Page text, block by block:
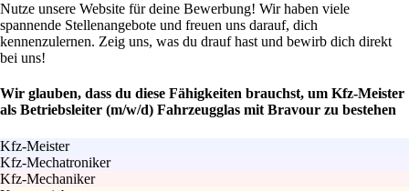
Nutze unsere Website für deine Bewerbung! Wir haben viele
spannende Stellenangebote und freuen uns darauf, dich
kennenzulernen. Zeig uns, was du drauf hast und bewirb dich direkt
bei uns!
Wir glauben, dass du diese Fähigkeiten brauchst, um Kfz-Meister
als Betriebsleiter (m/w/d) Fahrzeugglas mit Bravour zu bestehen
Kfz-Meister
Kfz-Mechatroniker
Kfz-Mechaniker